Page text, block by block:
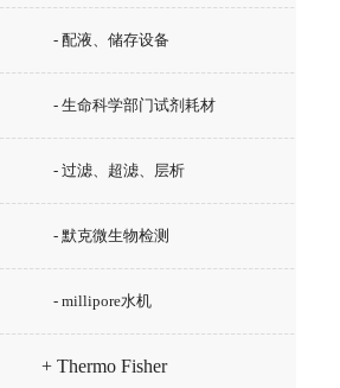
- 配液、储存设备
- 生命科学部门试剂耗材
- 过滤、超滤、层析
- 默克微生物检测
- millipore水机
+ Thermo Fisher